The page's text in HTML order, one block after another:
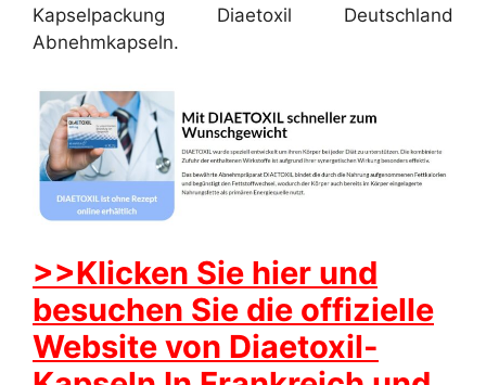
Kapselpackung Diaetoxil Deutschland
Abnehmkapseln.
>>Klicken Sie hier und
besuchen Sie die offizielle
Website von Diaetoxil-